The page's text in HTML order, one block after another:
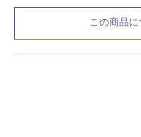
この商品